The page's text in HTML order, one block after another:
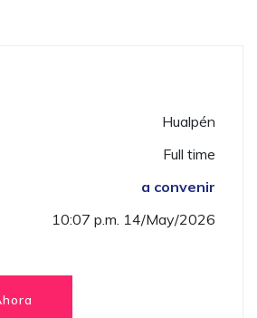
Hualpén
Full time
a convenir
10:07 p.m. 14/May/2026